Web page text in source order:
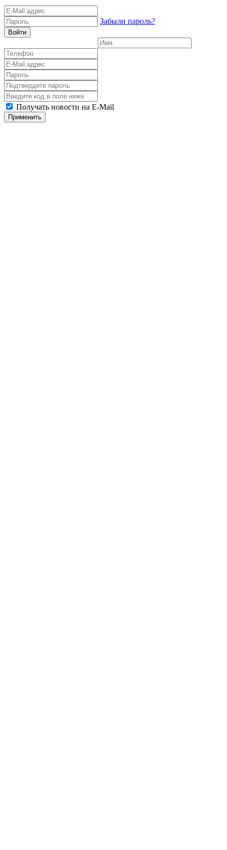
Забыли пароль?
Войти
Получать новости на E-Mail
Применить